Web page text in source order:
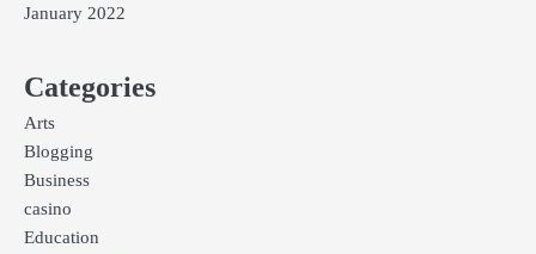
January 2022
Categories
Arts
Blogging
Business
casino
Education